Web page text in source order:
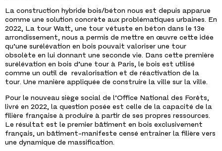
La construction hybride bois/béton nous est depuis apparue
comme une solution concrète aux problématiques urbaines. En
2022, La tour Watt, une tour vétuste en béton dans le 13e
arrondissement, nous a permis de mettre en œuvre cette idée
qu’une surélévation en bois pouvait valoriser une tour
obsolète en lui donnant une seconde vie. Dans cette première
surélévation en bois d’une tour à Paris, le bois est utilisé
comme un outil de revalorisation et de réactivation de la
tour. Une manière appliquée de construire la ville sur la ville.
Pour le nouveau siège social de l’Office National des Forêts,
livré en 2022, la question posée est celle de la capacité de la
filière française à produire à partir de ses propres ressources.
Le résultat est le premier bâtiment en bois exclusivement
français, un bâtiment-manifeste censé entrainer la filière vers
une dynamique de massification.